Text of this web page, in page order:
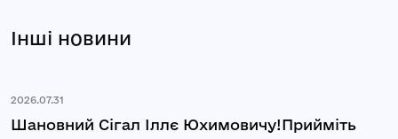
Інші новини
2026.07.31
Шановний Сігал Іллє Юхимовичу!Прийміть